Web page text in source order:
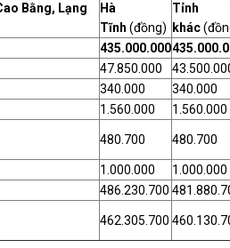
Bằng, Lạng
Hà
Tĩnh (đồng)
Tỉnh
khác
435.000.000
47.850.000
340.000
340.000
1.560.000
1.560.000
480.700 480.700
1.000.000
1.000.000
486.230.700
462.305.700